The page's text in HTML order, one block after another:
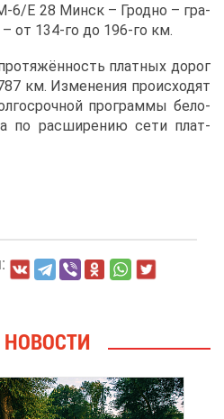
6/Е 28 Минск – Грод­но – гра­
от 134-го до 196-го км.
плат­ных до­рог
км. Из­ме­не­ния про­ис­хо­дят
про­грам­мы бе­ло­
по рас­ши­ре­нию се­ти плат­